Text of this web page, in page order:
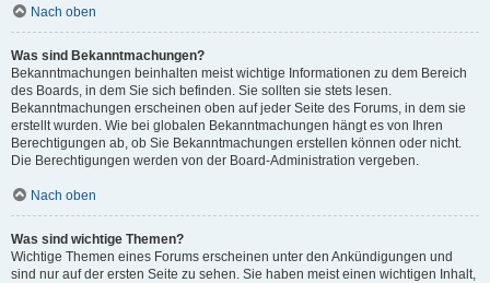
Nach oben
Was sind Bekanntmachungen?
Bekanntmachungen beinhalten meist wichtige Informationen zu dem Bereich
des Boards, in dem Sie sich befinden. Sie sollten sie stets lesen.
Bekanntmachungen erscheinen oben auf jeder Seite des Forums, in dem sie
erstellt wurden. Wie bei globalen Bekanntmachungen hängt es von Ihren
Berechtigungen ab, ob Sie Bekanntmachungen erstellen können oder nicht.
Die Berechtigungen werden von der Board-Administration vergeben.
Nach oben
Was sind wichtige Themen?
Wichtige Themen eines Forums erscheinen unter den Ankündigungen und
sind nur auf der ersten Seite zu sehen. Sie haben meist einen wichtigen Inhalt,